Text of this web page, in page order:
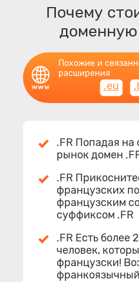
Почему
доменную
Похожие и
расширения
.eu
.FR Попадая
рынок домен
.FR
французских
французским
суффиксом .FR
.FR Есть более
человек,
французски!